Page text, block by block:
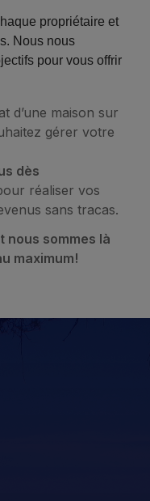
propriétaire et
Nous nous
pour vous offrir
d’une maison sur
gérer votre
dès
réaliser vos
sans tracas.
nous sommes là
maximum!